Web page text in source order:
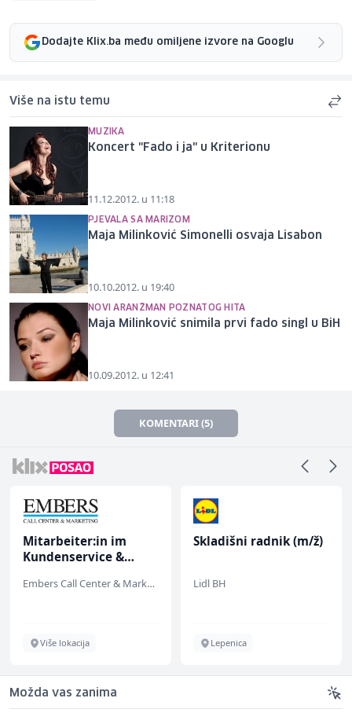
Dodajte Klix.ba među omiljene izvore na Googlu
Više na istu temu
MUZIKA
Koncert "Fado i ja" u Kriterionu
11.12.2012. u 11:18
PJEVALA SA MARIZOM
Maja Milinković Simonelli osvaja Lisabon
10.10.2012. u 19:40
NOVI ARANŽMAN POZNATOG HITA
Maja Milinković snimila prvi fado singl u BiH
10.09.2012. u 12:41
KOMENTARI (5)
Skladišni radnik (m/ž)
Lidl BH
Lepenica
Prodavač u školskoj
Slatko i Slano
Više lokacija
Možda vas zanima